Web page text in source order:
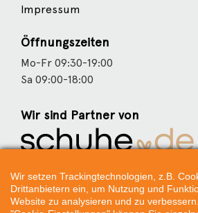
Impressum
Öffnungszeiten
Mo-Fr 09:30-19:00
Sa 09:00-18:00
Wir sind Partner von
Weitere Partner
Wir setzen Trackingtechnologien, z.B.
Drittanbietern ein, um Nutzung und
Website zu analysieren und zu